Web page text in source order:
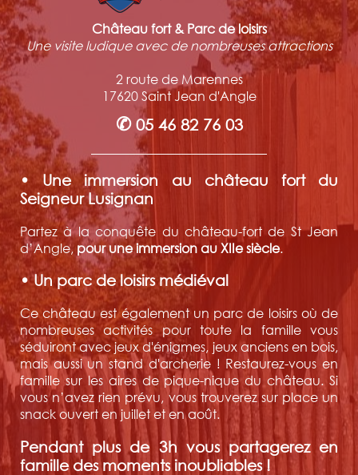
Château fort & Parc de loisirs
Une visite ludique avec de nombreuses attractions
2 route de Marennes
17620 Saint Jean d'Angle
✆ 05 46 82 76 03
• Une immersion au château fort du
Seigneur Lusignan
Partez à la conquête du château-fort de St Jean
d’Angle, pour une immersion au XIIe siècle.
• Un parc de loisirs médiéval
Ce château est également un parc de loisirs où de
nombreuses activités pour toute la famille vous
séduiront avec jeux d'énigmes, jeux anciens en bois,
mais aussi un stand d'archerie ! Restaurez-vous en
famille sur les aires de pique-nique du château. Si
vous n’avez rien prévu, vous trouverez sur place un
snack ouvert en juillet et en août.
Pendant plus de 3h vous partagerez en
famille des moments inoubliables !